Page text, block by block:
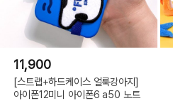
11,900
[스트랩+하드케이스 얼룩강아지]
아이폰12미니 아이폰6 a50 노트